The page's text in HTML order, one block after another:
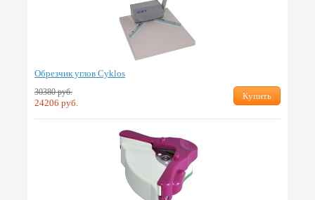
Обрезчик углов Cyklos
30380 руб.
24206 руб.
Купить